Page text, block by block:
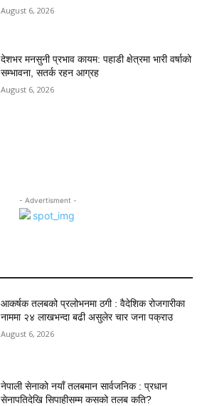
August 6, 2026
देशभर मनसुनी प्रभाव कायम: पहाडी क्षेत्रमा भारी वर्षाको
सम्भावना, सतर्क रहन आग्रह
August 6, 2026
- Advertisment -
आकर्षक तलबको प्रलोभनमा ठगी : वैदेशिक रोजगारीका
नाममा २४ लाखभन्दा बढी असुलेर चार जना पक्राउ
August 6, 2026
नेपाली सेनाको नयाँ तलबमान सार्वजनिक : प्रधान
सेनापतिदेखि सिपाहीसम्म कसको तलब कति?